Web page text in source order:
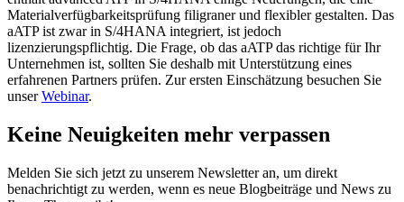
Materialverfügbarkeitsprüfung filigraner und flexibler gestalten. Das
aATP ist zwar in S/4HANA integriert, ist jedoch
lizenzierungspflichtig. Die Frage, ob das aATP das richtige für Ihr
Unternehmen ist, sollten Sie deshalb mit Unterstützung eines
erfahrenen Partners prüfen. Zur ersten Einschätzung besuchen Sie
unserWebinar.
Keine Neuigkeiten mehr verpassen
Melden Sie sich jetzt zu unserem Newsletter an, um direkt
benachrichtigt zu werden, wenn es neue Blogbeiträge und News zu